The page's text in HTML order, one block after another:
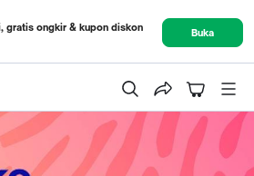
gratis ongkir & kupon diskon
Buka